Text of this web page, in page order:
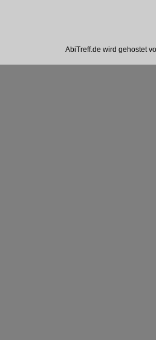
AbiTreff.de wird gehostet